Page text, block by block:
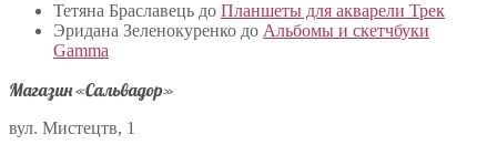
Тетяна Браславець до Планшеты для акварели Трек
Эридана Зеленокуренко до Альбомы и скетчбуки
Gamma
Магазин «Сальвадор»
вул. Мистецтв, 1